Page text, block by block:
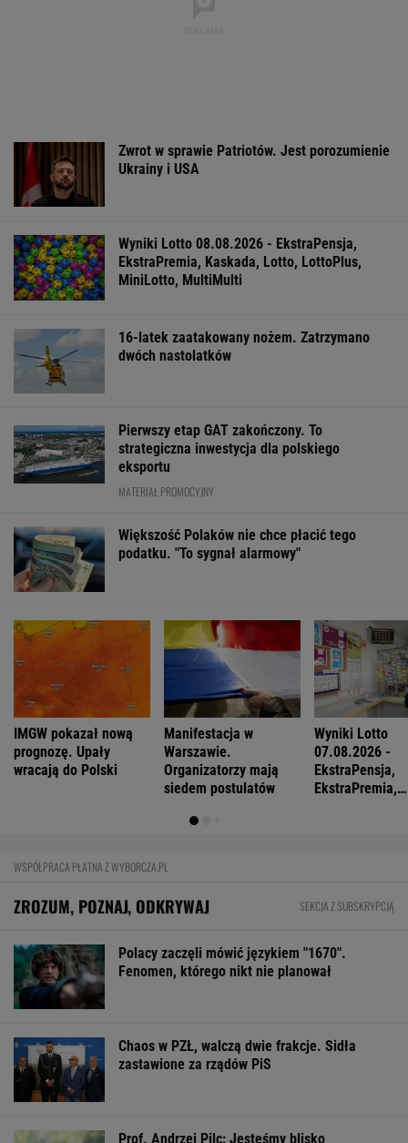
Zwrot w sprawie Patriotów. Jest porozumienie
Ukrainy i USA
Wyniki Lotto 08.08.2026 - EkstraPensja,
EkstraPremia, Kaskada, Lotto, LottoPlus,
MiniLotto, MultiMulti
16-latek zaatakowany nożem. Zatrzymano
dwóch nastolatków
Pierwszy etap GAT zakończony. To
strategiczna inwestycja dla polskiego
eksportu
MATERIAŁ PROMOCYJNY
Większość Polaków nie chce płacić tego
podatku. "To sygnał alarmowy"
IMGW pokazał nową
prognozę. Upały
wracają do Polski
Manifestacja w
Warszawie.
Organizatorzy mają
siedem postulatów
Wyniki Lotto
07.08.2026 -
EkstraPensja,
EkstraPremia,
WSPÓŁPRACA PŁATNA Z WYBORCZA.PL
ZROZUM, POZNAJ, ODKRYWAJ SEKCJA Z SUBSKRYPCJĄ
Polacy zaczęli mówić językiem "1670".
Fenomen, którego nikt nie planował
Chaos w PZŁ, walczą dwie frakcje. Sidła
zastawione za rządów PiS
Prof. Andrzej Pilc: Jesteśmy blisko